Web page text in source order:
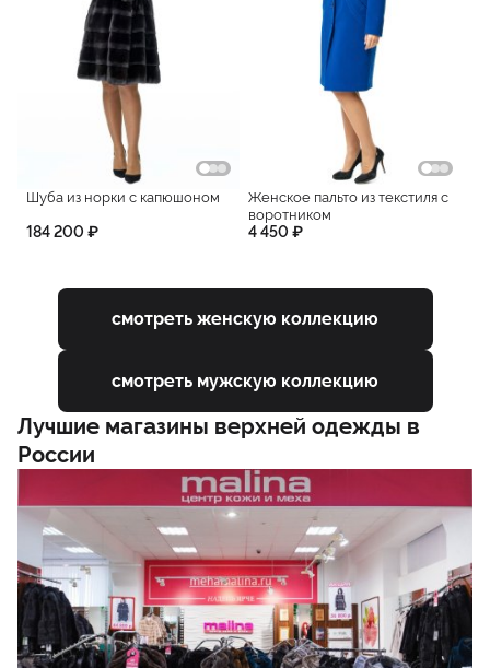
Шуба из норки с капюшоном
184 200 ₽
Женское пальто из текстиля с
воротником
4 450 ₽
смотреть женскую коллекцию
смотреть мужскую коллекцию
Лучшие магазины верхней одежды в
России